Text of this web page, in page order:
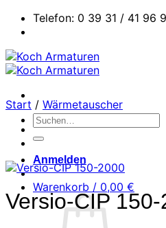
Zum
Inhalt
Telefon: 0 39 31 / 41 96
Suchen
Anmelden
Warenkorb / 0,00 €
Start / Wärmetauscher
Versio-CIP